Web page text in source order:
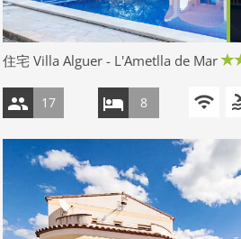
住宅 Villa Alguer - L'Ametlla de Mar
17 8